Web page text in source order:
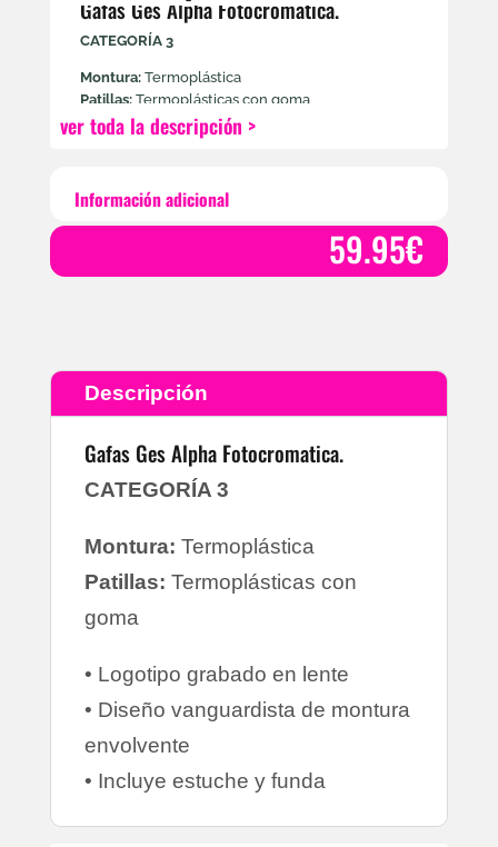
Gafas Ges Alpha Fotocromatica.
CATEGORÍA 3
Montura:Termoplástica
Patillas:Termoplásticas con goma
• Logotipo grabado en lente
ver toda la descripción >
Información adicional
59.95€
Descripción
Gafas Ges Alpha Fotocromatica.
CATEGORÍA 3
Montura: Termoplástica
Patillas: Termoplásticas con
goma
• Logotipo grabado en lente
• Diseño vanguardista de montura
envolvente
• Incluye estuche y funda